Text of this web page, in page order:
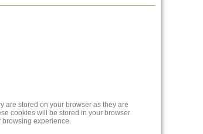
are stored on your browser as they are
cookies will be stored in your browser
browsing experience.